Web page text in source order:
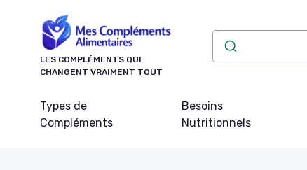
LES COMPLÉMENTS QUI
CHANGENT VRAIMENT TOUT
Types de
Compléments
Besoins
Nutritionnels